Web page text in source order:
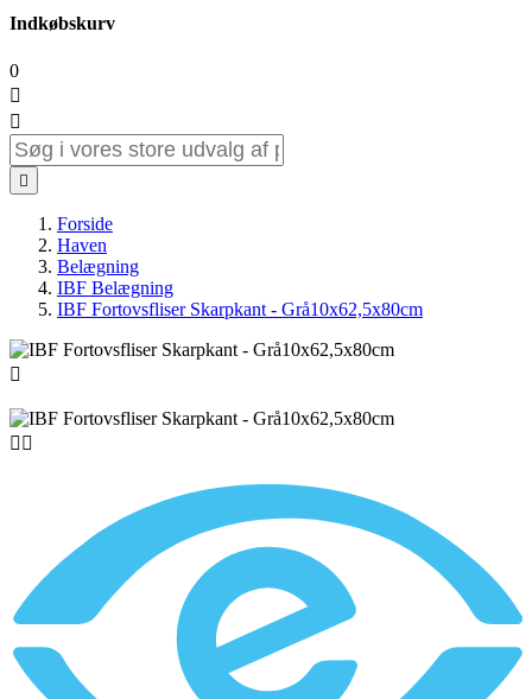
Indkøbskurv
0



Forside
Haven
Belægning
IBF Belægning
IBF Fortovsfliser Skarpkant - Grå10x62,5x80cm

 